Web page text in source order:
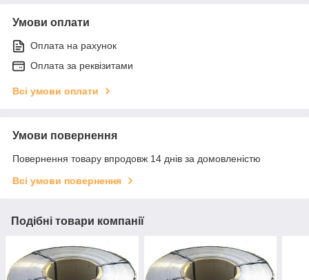
Умови оплати
Оплата на рахунок
Оплата за реквізитами
Всі умови оплати
Умови повернення
Повернення товару впродовж 14 днів за домовленістю
Всі умови повернення
Подібні товари компанії